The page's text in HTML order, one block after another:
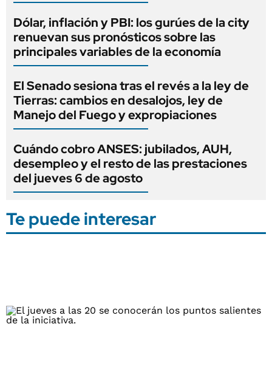
Dólar, inflación y PBI: los gurúes de la city
renuevan sus pronósticos sobre las
principales variables de la economía
El Senado sesiona tras el revés a la ley de
Tierras: cambios en desalojos, ley de
Manejo del Fuego y expropiaciones
Cuándo cobro ANSES: jubilados, AUH,
desempleo y el resto de las prestaciones
del jueves 6 de agosto
Te puede interesar